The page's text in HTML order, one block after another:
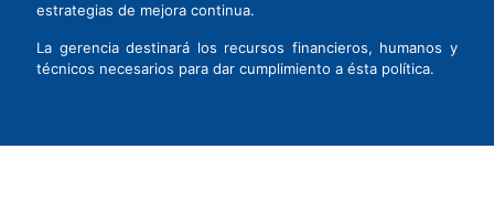
estrategias de mejora continua.
La gerencia destinará los recursos financieros, humanos y
técnicos necesarios para dar cumplimiento a ésta política.